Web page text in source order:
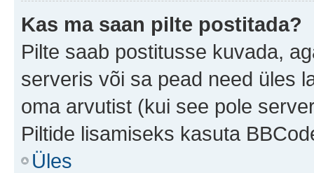
Kas ma saan pilte postitada?
Pilte saab postitusse kuvada,
serveris või sa pead need üles
oma arvutist (kui see pole
Piltide lisamiseks kasuta
Üles